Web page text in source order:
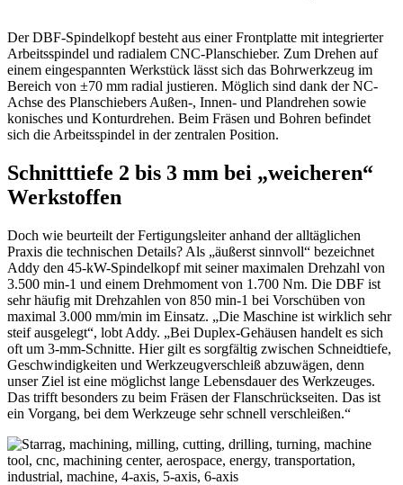
Der DBF-Spindelkopf besteht aus einer Frontplatte mit integrierter
Arbeitsspindel und radialem CNC-Planschieber. Zum Drehen auf
einem eingespannten Werkstück lässt sich das Bohrwerkzeug im
Bereich von ±70 mm radial justieren. Möglich sind dank der NC-
Achse des Planschiebers Außen-, Innen- und Plandrehen sowie
konisches und Konturdrehen. Beim Fräsen und Bohren befindet
sich die Arbeitsspindel in der zentralen Position.
Schnitttiefe 2 bis 3 mm bei „weicheren“
Werkstoffen
Doch wie beurteilt der Fertigungsleiter anhand der alltäglichen
Praxis die technischen Details? Als „äußerst sinnvoll“ bezeichnet
Addy den 45-kW-Spindelkopf mit seiner maximalen Drehzahl von
3.500 min-1 und einem Drehmoment von 1.700 Nm. Die DBF ist
sehr häufig mit Drehzahlen von 850 min-1 bei Vorschüben von
maximal 3.000 mm/min im Einsatz. „Die Maschine ist wirklich sehr
steif ausgelegt“, lobt Addy. „Bei Duplex-Gehäusen handelt es sich
oft um 3-mm-Schnitte. Hier gilt es sorgfältig zwischen Schneidtiefe,
Geschwindigkeiten und Werkzeugverschleiß abzuwägen, denn
unser Ziel ist eine möglichst lange Lebensdauer des Werkzeuges.
Das trifft besonders zu beim Fräsen der Flanschrückseiten. Das ist
ein Vorgang, bei dem Werkzeuge sehr schnell verschleißen.“